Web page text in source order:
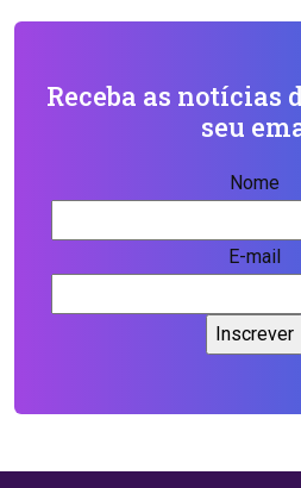
Receba as notícias
seu
Nome
E-mail